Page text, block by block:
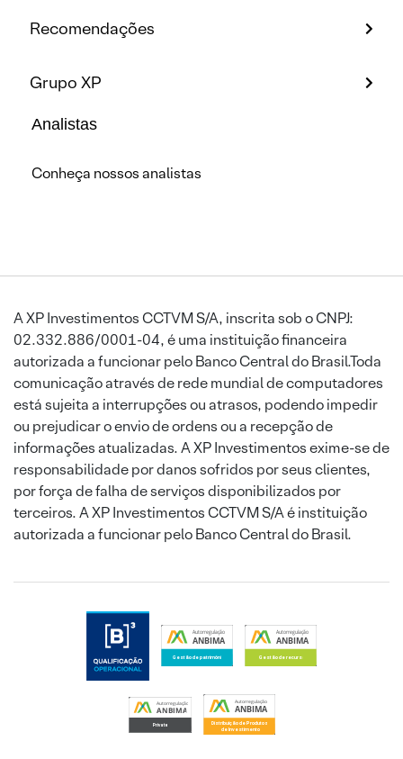
Recomendações
Grupo XP
Analistas
Conheça nossos analistas
A XP Investimentos CCTVM S/A, inscrita sob o CNPJ:
02.332.886/0001-04, é uma instituição financeira
autorizada a funcionar pelo Banco Central do Brasil.Toda
comunicação através de rede mundial de computadores
está sujeita a interrupções ou atrasos, podendo impedir
ou prejudicar o envio de ordens ou a recepção de
informações atualizadas. A XP Investimentos exime-se de
responsabilidade por danos sofridos por seus clientes,
por força de falha de serviços disponibilizados por
terceiros. A XP Investimentos CCTVM S/A é instituição
autorizada a funcionar pelo Banco Central do Brasil.